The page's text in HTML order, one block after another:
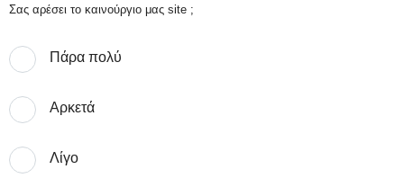
Σας αρέσει το καινούργιο μας site ;
Πάρα πολύ
Αρκετά
Λίγο